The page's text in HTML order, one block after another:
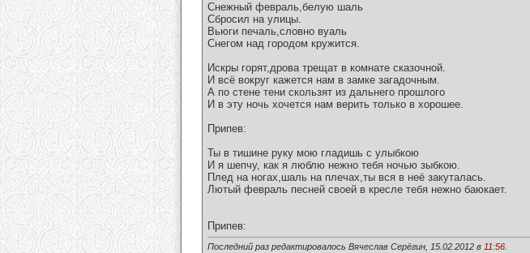
Снежный февраль,белую шаль
Сбросил на улицы.
Вьюги печаль,словно вуаль
Снегом над городом кружится.
Искры горят,дрова трещат в комнате сказочной.
И всё вокруг кажется нам в замке загадочным.
А по стене тени скользят из дальнего прошлого
И в эту ночь хочется нам верить только в хорошее.
Припев:
Ты в тишине руку мою гладишь с улыбкою
И я шепчу, как я люблю нежно тебя ночью зыбкою.
Плед на ногах,шаль на плечах,ты вся в неё закуталась.
Лютый февраль песней своей в кресле тебя нежно баюкает.
Припев:
Последний раз редактировалось Вячеслав Серёгин, 15.02.2012 в 11:56